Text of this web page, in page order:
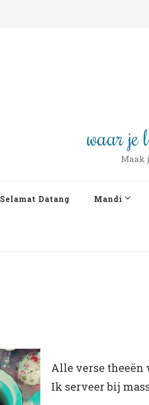
waar je
Maak
Selamat Datang Mandí
Alle verse theeën
Ik serveer bij